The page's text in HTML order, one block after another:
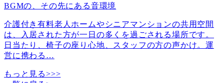
BGMの、その先にある音環境
介護付き有料老人ホームやシニアマンションの共用空間
は、入居された方が一日の多くを過ごされる場所です。
日当たり、椅子の座り心地、スタッフの方の声かけ。運
営に携わる …
もっと見る>>>